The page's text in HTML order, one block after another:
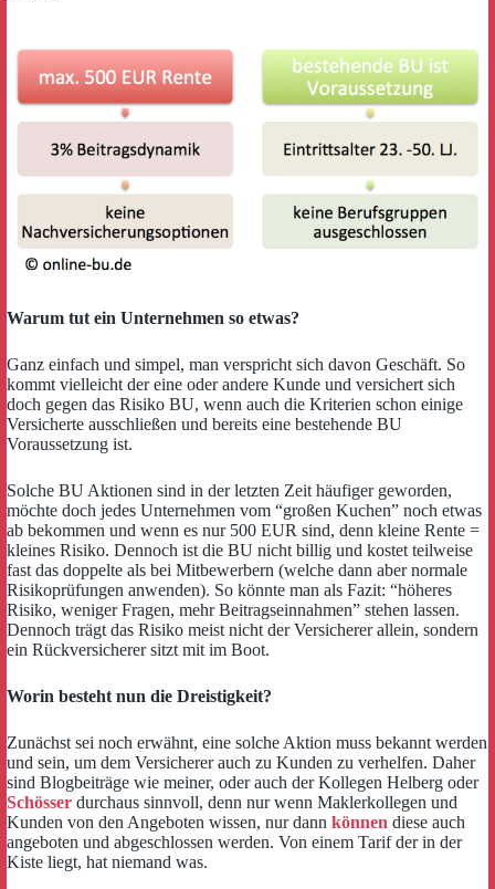
Warum tut ein Unternehmen so etwas?
Ganz einfach und simpel, man verspricht sich davon Geschäft. So
kommt vielleicht der eine oder andere Kunde und versichert sich
doch gegen das Risiko BU, wenn auch die Kriterien schon einige
Versicherte ausschließen und bereits eine bestehende BU
Voraussetzung ist.
Solche BU Aktionen sind in der letzten Zeit häufiger geworden,
möchte doch jedes Unternehmen vom “großen Kuchen” noch etwas
ab bekommen und wenn es nur 500 EUR sind, denn kleine Rente =
kleines Risiko. Dennoch ist die BU nicht billig und kostet teilweise
fast das doppelte als bei Mitbewerbern (welche dann aber normale
Risikoprüfungen anwenden). So könnte man als Fazit: “höheres
Risiko, weniger Fragen, mehr Beitragseinnahmen” stehen lassen.
Dennoch trägt das Risiko meist nicht der Versicherer allein, sondern
ein Rückversicherer sitzt mit im Boot.
Worin besteht nun die Dreistigkeit?
Zunächst sei noch erwähnt, eine solche Aktion muss bekannt werden
und sein, um dem Versicherer auch zu Kunden zu verhelfen. Daher
sind Blogbeiträge wie meiner, oder auch der Kollegen Helberg oder
Schösser durchaus sinnvoll, denn nur wenn Maklerkollegen und
Kunden von den Angeboten wissen, nur dann können diese auch
angeboten und abgeschlossen werden. Von einem Tarif der in der
Kiste liegt, hat niemand was.